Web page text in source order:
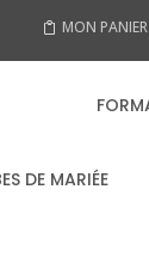
MON PANIER
DE MARIÉE